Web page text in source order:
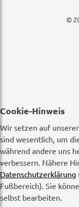
©
Cookie-Hinweis
Wir setzen auf
sind wesentlich, um
während andere uns
verbessern. Nähere
Datenschutzerklärung
Fußbereich). Sie
selbst bearbeiten.